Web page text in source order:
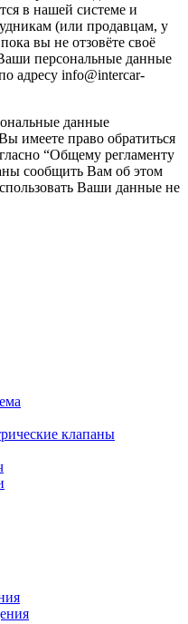
в нашей системе и
(или продавцам, у
вы не отзовёте своё
персональные данные
адресу info@intercar-
данные
имеете право обратиться
“Общему регламенту
сообщить Вам об этом
Ваши данные не
клапаны